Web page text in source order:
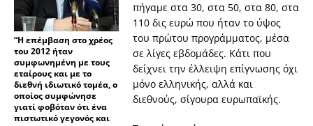
“Η επέμβαση στο χρέος
του 2012 ήταν
συμφωνημένη με τους
εταίρους και με το
διεθνή ιδιωτικό τομέα, ο
οποίος συμφώνησε
γιατί φοβόταν ότι ένα
πιστωτικό γεγονός και
πήγαμε στα 30, στα 50, στα 80, στα
110 δις ευρώ που ήταν το ύψος
του πρώτου προγράμματος, μέσα
σε λίγες εβδομάδες. Κάτι που
δείχνει την έλλειψη επίγνωσης όχι
μόνο ελληνικής, αλλά και
διεθνούς, σίγουρα ευρωπαϊκής.